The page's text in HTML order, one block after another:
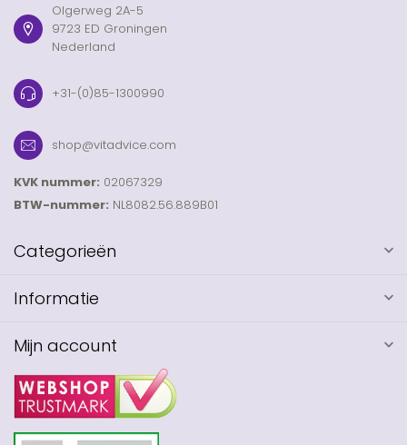
Olgerweg 2A-5
9723 ED Groningen
Nederland
+31-(0)85-1300990
shop@vitadvice.com
KVK nummer: 02067329
BTW-nummer: NL8082.56.889B01
Categorieën
Informatie
Mijn account